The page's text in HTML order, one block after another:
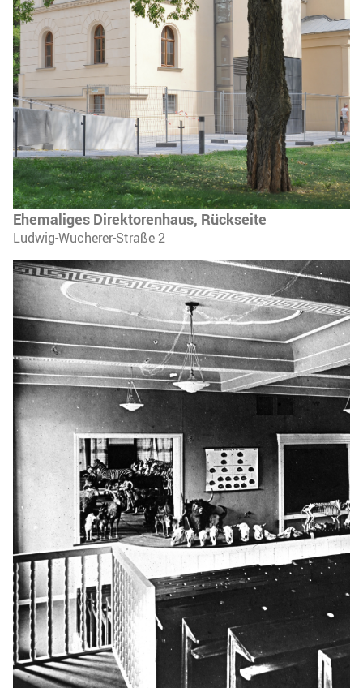
Ehemaliges Direktorenhaus, Rückseite
Ludwig-Wucherer-Straße 2